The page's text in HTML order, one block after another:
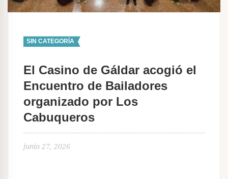
SIN CATEGORÍA
El Casino de Gáldar acogió el
Encuentro de Bailadores
organizado por Los
Cabuqueros
junio 27, 2026